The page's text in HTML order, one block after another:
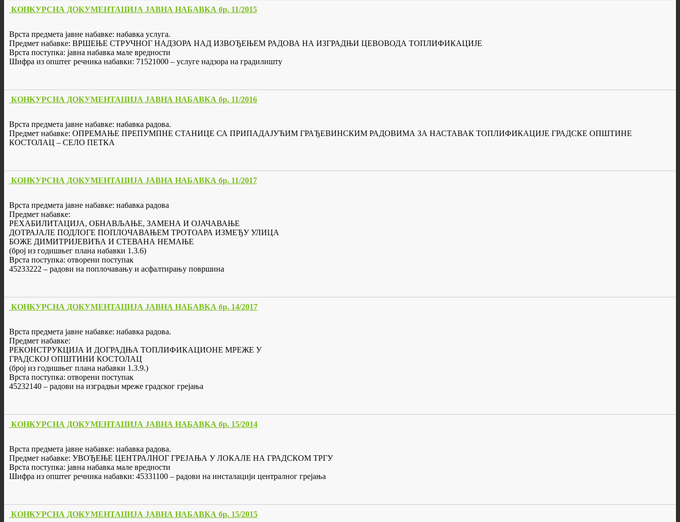
КОНКУРСНА ДОКУМЕНТАЦИЈА ЈАВНА НАБАВКА бр. 11/2015
Врста предмета јавне набавке: набавка услуга.
Предмет набавке: ВРШЕЊЕ СТРУЧНОГ НАДЗОРА НАД ИЗВОЂЕЊЕМ РАДОВА НА ИЗГРАДЊИ ЦЕВОВОДА ТОПЛИФИКАЦИЈЕ
Врста поступка: јавна набавка мале вредности
Шифра из општег речника набавки: 71521000 – услуге надзора на градилишту
КОНКУРСНА ДОКУМЕНТАЦИЈА ЈАВНА НАБАВКА бр. 11/2016
Врста предмета јавне набавке: набавка радова.
Предмет набавке: ОПРЕМАЊЕ ПРЕПУМПНЕ СТАНИЦЕ СА ПРИПАДАЈУЋИМ ГРАЂЕВИНСКИМ РАДОВИМА ЗА НАСТАВАК ТОПЛИФИКАЦИЈЕ ГРАДСКЕ ОПШТИНЕ
КОСТОЛАЦ – СЕЛО ПЕТКА
КОНКУРСНА ДОКУМЕНТАЦИЈА ЈАВНА НАБАВКА бр. 11/2017
Врста предмета јавне набавке: набавка радова
Предмет набавке:
РЕХАБИЛИТАЦИЈА, ОБНАВЉАЊЕ, ЗАМЕНА И ОЈАЧАВАЊЕ
ДОТРАЈАЛЕ ПОДЛОГЕ ПОПЛОЧАВАЊЕМ ТРОТОАРА ИЗМЕЂУ УЛИЦА
БОЖЕ ДИМИТРИЈЕВИЋА И СТЕВАНА НЕМАЊЕ
(број из годишњег плана набавки 1.3.6)
Врста поступка: отворени поступак
45233222 – радови на поплочавању и асфалтирању површина
КОНКУРСНА ДОКУМЕНТАЦИЈА ЈАВНА НАБАВКА бр. 14/2017
Врста предмета јавне набавке: набавка радова.
Предмет набавке:
РЕКОНСТРУКЦИЈА И ДОГРАДЊА ТОПЛИФИКАЦИОНЕ МРЕЖЕ У
ГРАДСКОЈ ОПШТИНИ КОСТОЛАЦ
(број из годишњег плана набавки 1.3.9.)
Врста поступка: отворени поступак
45232140 – радови на изградњи мреже градског грејања
КОНКУРСНА ДОКУМЕНТАЦИЈА ЈАВНА НАБАВКА бр. 15/2014
Врста предмета јавне набавке: набавка радова.
Предмет набавке: УВОЂЕЊЕ ЦЕНТРАЛНОГ ГРЕЈАЊА У ЛОКАЛЕ НА ГРАДСКОМ ТРГУ
Врста поступка: јавна набавка мале вредности
Шифра из општег речника набавки: 45331100 – радови на инсталацији централног грејања
КОНКУРСНА ДОКУМЕНТАЦИЈА ЈАВНА НАБАВКА бр. 15/2015